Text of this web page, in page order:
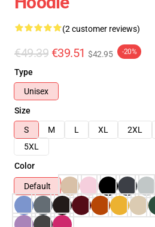
(2 customer reviews)
€49.39 €39.51 $42.95 -20%
Type
Unisex
Size
S
M L XL 2XL
5XL
Color
Default